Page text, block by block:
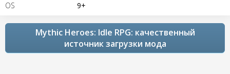
OS 9+
Mythic Heroes: Idle RPG: качественный
источник загрузки мода